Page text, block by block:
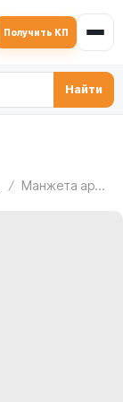
Получить КП
Найти
Манжета армированная (сальник) TC 100x120x12 SIMEM MSO 1501 — со стороны редуктора, TAV.4A/29